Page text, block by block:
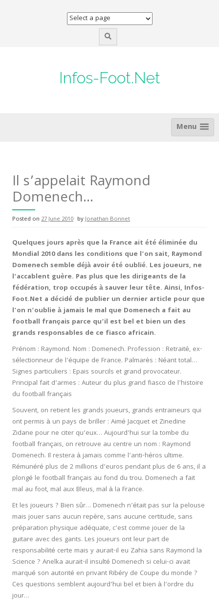
Infos-Foot.Net
Menu
Il s’appelait Raymond
Domenech…
Posted on 27 June 2010 byJonathan Bonnet
Quelques jours après que la France ait été éliminée du
Mondial 2010 dans les conditions que l’on sait, Raymond
Domenech semble déjà avoir été oublié. Les joueurs, ne
l’accablent guère. Pas plus que les dirigeants de la
fédération, trop occupés à sauver leur tête. Ainsi, Infos-
Foot.Net a décidé de publier un dernier article pour que
l’on n’oublie à jamais le mal que Domenech a fait au
football français parce qu’il est bel et bien un des
grands responsables de ce fiasco africain.
Prénom : Raymond. Nom : Domenech. Profession : Retraité, ex-
sélectionneur de l’équipe de France. Palmarès : Néant total…
Signes particuliers : Epais sourcils et grand provocateur.
Principal fait d’armes : Auteur du plus grand fiasco de l’histoire
du football français
Souvent, on retient les grands joueurs, grands entraineurs qui
ont permis à un pays de briller : Aimé Jacquet et Zinedine
Zidane pour ne citer qu’eux… Aujourd’hui sur la tombe du
football français, on retrouve au centre un nom : Raymond
Domenech. Il restera à jamais comme l’anti-héros ultime.
Rémunéré plus de 2 millions d’euros pendant plus de 6 ans, il a
plongé le football français au fond du trou. Domenech a fait
mal au foot, mal aux Bleus, mal à la France.
Et les joueurs ? Bien sûr… Domenech n’était pas sur la pelouse
mais jouer sans aucun repère, sans aucune certitude, sans
préparation physique adéquate, c’est comme jouer de la
guitare avec des gants. Les joueurs ont leur part de
responsabilité certe mais y aurait-il eu Zahia sans Raymond la
Science ? Anelka aurait-il insulté Domenech si celui-ci avait
marqué son autorité en privant Ribéry de Coupe du monde ?
Ces questions semblent aujourd’hui bel et bien à l’ordre du
jour…